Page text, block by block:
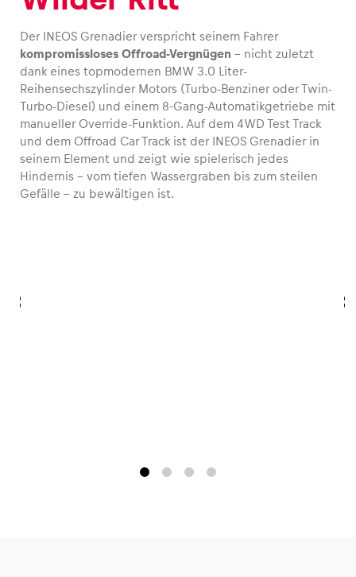
Der INEOS Grenadier verspricht seinem Fahrer
kompromissloses Offroad-Vergnügen – nicht zuletzt
dank eines topmodernen BMW 3.0 Liter-
Reihensechszylinder Motors (Turbo-Benziner oder Twin-
Turbo-Diesel) und einem 8-Gang-Automatikgetriebe mit
manueller Override-Funktion. Auf dem 4WD Test Track
und dem Offroad Car Track ist der INEOS Grenadier in
seinem Element und zeigt wie spielerisch jedes
Hindernis – vom tiefen Wassergraben bis zum steilen
Gefälle – zu bewältigen ist.